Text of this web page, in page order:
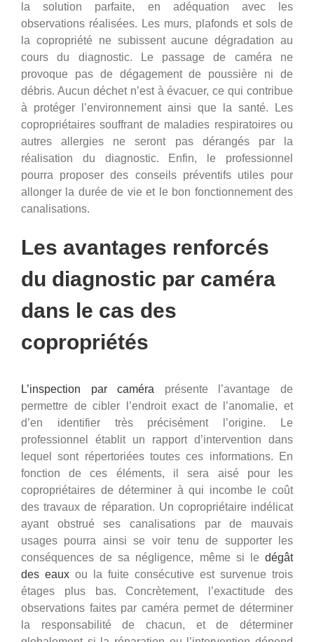
la solution parfaite, en adéquation avec les
observations réalisées. Les murs, plafonds et sols de
la copropriété ne subissent aucune dégradation au
cours du diagnostic. Le passage de caméra ne
provoque pas de dégagement de poussière ni de
débris. Aucun déchet n’est à évacuer, ce qui contribue
à protéger l’environnement ainsi que la santé. Les
copropriétaires souffrant de maladies respiratoires ou
autres allergies ne seront pas dérangés par la
réalisation du diagnostic. Enfin, le professionnel
pourra proposer des conseils préventifs utiles pour
allonger la durée de vie et le bon fonctionnement des
canalisations.
Les avantages renforcés
du diagnostic par caméra
dans le cas des
copropriétés
L’inspection par caméra présente l’avantage de
permettre de cibler l’endroit exact de l’anomalie, et
d’en identifier très précisément l’origine. Le
professionnel établit un rapport d’intervention dans
lequel sont répertoriées toutes ces informations. En
fonction de ces éléments, il sera aisé pour les
copropriétaires de déterminer à qui incombe le coût
des travaux de réparation. Un copropriétaire indélicat
ayant obstrué ses canalisations par de mauvais
usages pourra ainsi se voir tenu de supporter les
conséquences de sa négligence, même si ledégât
des eaux ou la fuite consécutive est survenue trois
étages plus bas. Concrètement, l’exactitude des
observations faites par caméra permet de déterminer
la responsabilité de chacun, et de déterminer